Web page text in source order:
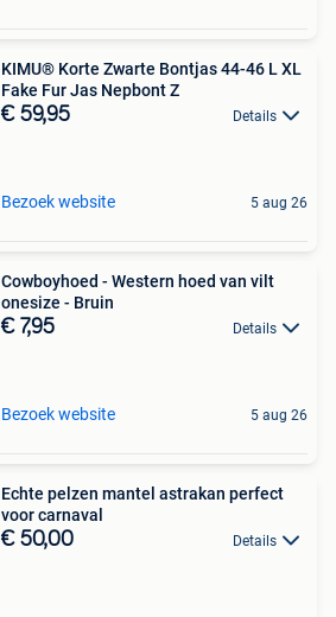
KIMU® Korte Zwarte Bontjas 44-46 L XL
Fake Fur Jas Nepbont Z
€ 59,95 Details
Bezoek website 5 aug 26
Cowboyhoed - Western hoed van vilt
onesize - Bruin
€ 7,95 Details
Bezoek website 5 aug 26
Echte pelzen mantel astrakan perfect
voor carnaval
€ 50,00 Details